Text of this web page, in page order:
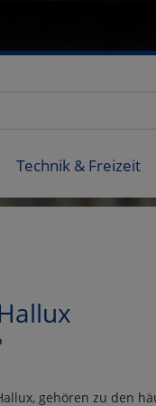
Technik & Freizeit
gehören zu den